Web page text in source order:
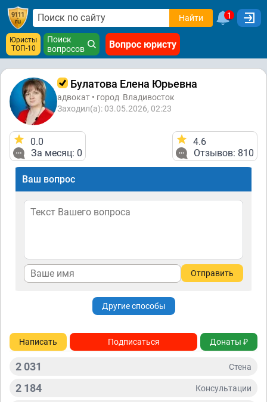
Найти 1
Юристы
ТОП-10
Поиск
вопросов
Вопрос юристу
Булатова Елена Юрьевна
адвокат • город Владивосток
Заходил(а): 03.05.2026, 02:23
0.0
За месяц: 0
4.6
Отзывов: 810
Ваш вопрос
Отправить
Другие способы
Написать Подписаться Донаты ₽
2 031 Стена
2 184 Консультации